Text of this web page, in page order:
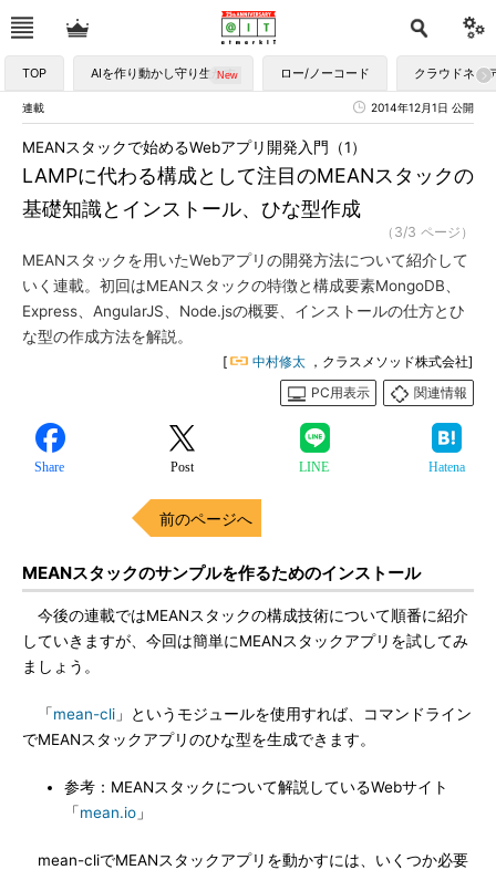
TOP AIを作り動かし守り生かす ロー/ノーコード クラウドネイ
連載 2014年12月1日 公開
LAMPに代わる構成として注目のMEANスタックの
基礎知識とインストール、ひな型作成
MEANスタックで始めるWebアプリ開発入門（1）
（3/3 ページ）
MEANスタックを用いたWebアプリの開発方法について紹介して
いく連載。初回はMEANスタックの特徴と構成要素MongoDB、
Express、AngularJS、Node.jsの概要、インストールの仕方とひ
な型の作成方法を解説。
[ 中村修太 ，クラスメソッド株式会社]
PC用表示
関連情報
Share Post LINE Hatena
前のページへ
MEANスタックのサンプルを作るためのインストール
今後の連載ではMEANスタックの構成技術について順番に紹介
していきますが、今回は簡単にMEANスタックアプリを試してみ
ましょう。
「mean-cli 」というモジュールを使用すれば、コマンドライン
でMEANスタックアプリのひな型を生成できます。
参考：MEANスタックについて解説しているWebサイト
「mean.io 」
mean-cliでMEANスタックアプリを動かすには、いくつか必要